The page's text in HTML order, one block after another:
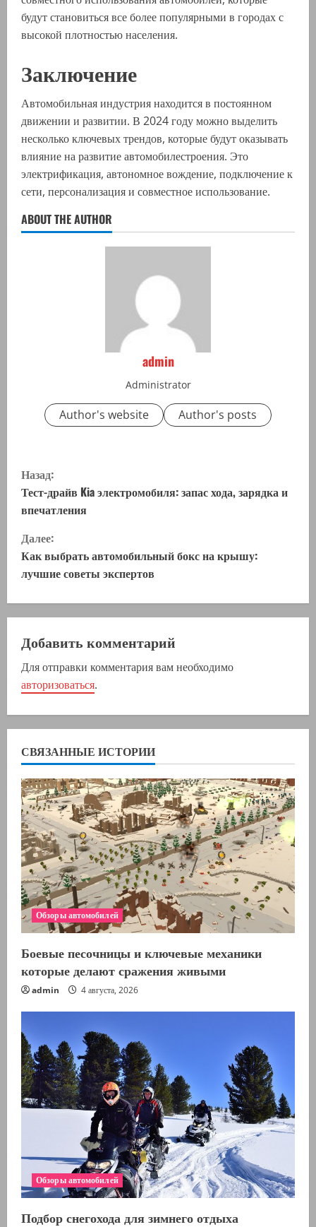
будут становиться все более популярными в городах с
высокой плотностью населения.
Заключение
Автомобильная индустрия находится в постоянном
движении и развитии. В 2024 году можно выделить
несколько ключевых трендов, которые будут оказывать
влияние на развитие автомобилестроения. Это
электрификация, автономное вождение, подключение к
сети, персонализация и совместное использование.
ABOUT THE AUTHOR
admin
Administrator
Author's website Author's posts
П
р
о
д
о
л
ж
и
т
ь
ч
т
е
н
и
е
Назад:
Тест-драйв Kia электромобиля: запас хода, зарядка и
впечатления
Далее:
Как выбрать автомобильный бокс на крышу:
лучшие советы экспертов
Добавить комментарий
Для отправки комментария вам необходимо
авторизоваться.
СВЯЗАННЫЕ ИСТОРИИ
Обзоры автомобилей
Боевые песочницы и ключевые механики
которые делают сражения живыми
admin 4 августа, 2026
Обзоры автомобилей
Подбор снегохода для зимнего отдыха